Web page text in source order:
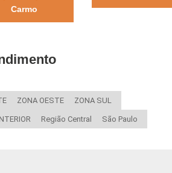
Carmo
ZONA OESTE ZONA SUL
Região Central São Paulo